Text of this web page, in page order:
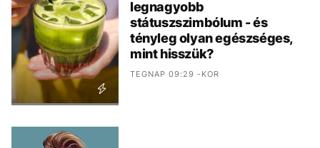
legnagyobb
státuszszimbólum - és
tényleg olyan egészséges,
mint hisszük?
TEGNAP 09:29 -KOR